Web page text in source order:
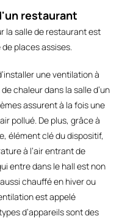
restaurant
la salle de restaurant est
places assises.
une ventilation à
chaleur dans la salle d’un
assurent à la fois une
pollué. De plus, grâce à
élément clé du dispositif,
à l’air entrant de
entre dans le hall est non
chauffé en hiver ou
est appelé
d’appareils sont des